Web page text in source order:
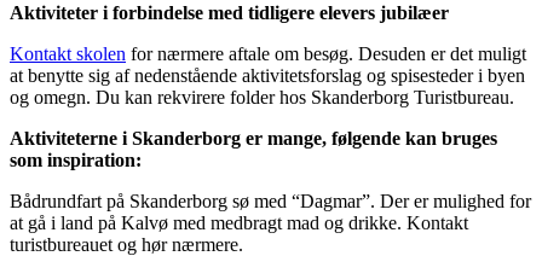
Aktiviteter i forbindelse med tidligere elevers jubilæer
Kontakt skolen for nærmere aftale om besøg. Desuden er det muligt
at benytte sig af nedenstående aktivitetsforslag og spisesteder i byen
og omegn. Du kan rekvirere folder hos Skanderborg Turistbureau.
Aktiviteterne i Skanderborg er mange, følgende kan bruges
som inspiration:
Bådrundfart på Skanderborg sø med “Dagmar”. Der er mulighed for
at gå i land på Kalvø med medbragt mad og drikke. Kontakt
turistbureauet og hør nærmere.